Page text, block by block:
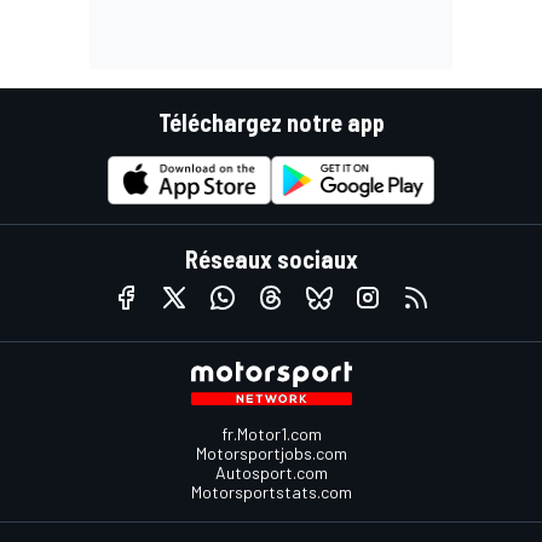
Téléchargez notre app
Réseaux sociaux
fr.Motor1.com
Motorsportjobs.com
Autosport.com
Motorsportstats.com